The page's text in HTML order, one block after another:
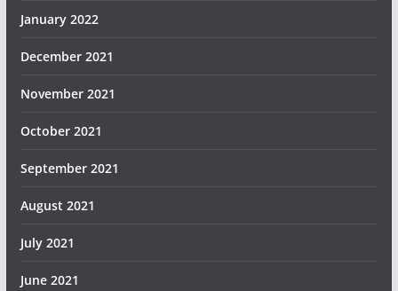
January 2022
December 2021
November 2021
October 2021
September 2021
August 2021
July 2021
June 2021